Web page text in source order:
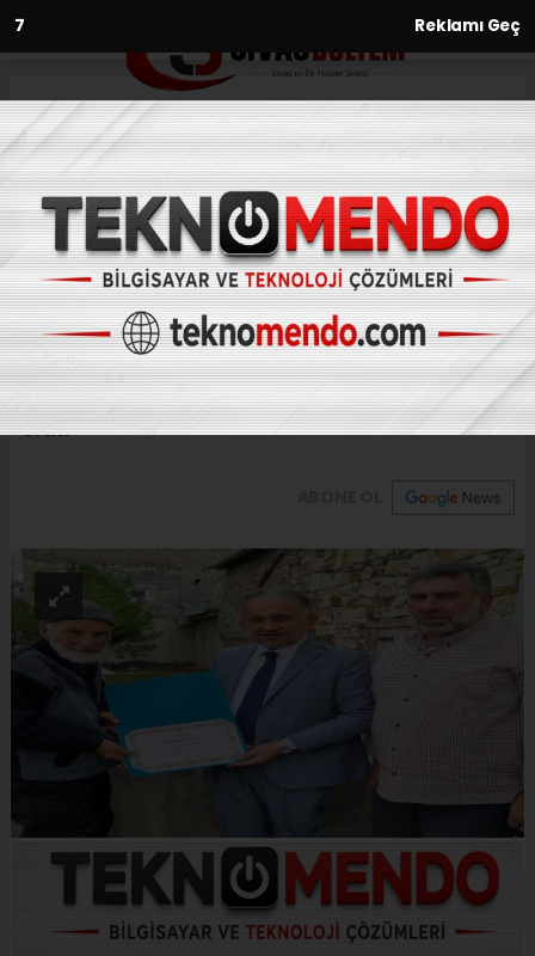
6 Reklamı Geç
Anasayfa Gündem
Bayburtlu hafız 83 yaşında
bölge ikincisi oldu
GÜNDEM
(İHA) - İhlas Haber Ajansı | 31.07.2024 - 10:04, Güncelleme: 31.07.2024
- 09:36
Bayburtlu hafız 83 yaşında bölge ikincisi
oldu